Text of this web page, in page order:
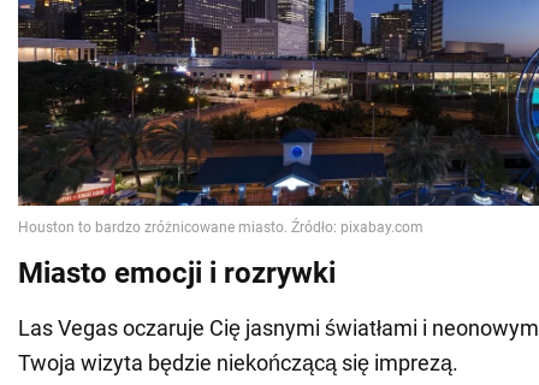
Miasto emocji i rozrywki
Las Vegas oczaruje Cię jasnymi światłami i
Twoja wizyta będzie niekończącą się imprezą.